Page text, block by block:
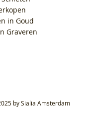
in Goud
Graveren
by Sialia Amsterdam